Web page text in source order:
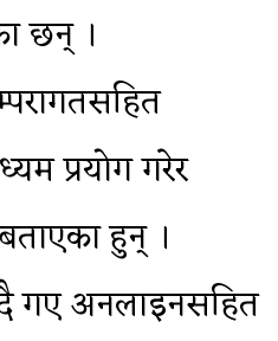
छन् ।
प्रयोग गरेर
हुन् ।
गए अनलाइनसहित